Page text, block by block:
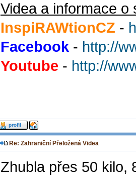
Videa a informace
InspiRAWtionCZ -
Facebook - http://
Youtube - http://
Re: Zahraniční Přeložená Videa
Zhubla přes 50